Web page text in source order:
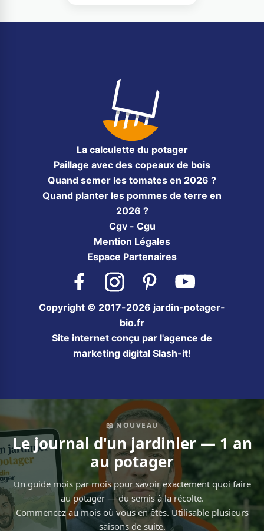
La calculette du potager
Paillage avec des copeaux de bois
Quand semer les tomates en 2026 ?
Quand planter les pommes de terre en
2026 ?
Cgv - Cgu
Mention Légales
Espace Partenaires
Facebook InstagramPinterest YouTube
Copyright © 2017-2026 jardin-potager-
bio.fr
Site internet conçu par l'agence de
marketing digital Slash-it!
📖 NOUVEAU
Le journal d'un jardinier — 1 an
au potager
Un guide mois par mois pour savoir exactement quoi faire
au potager — du semis à la récolte.
Commencez au mois où vous en êtes. Utilisable plusieurs
saisons de suite.